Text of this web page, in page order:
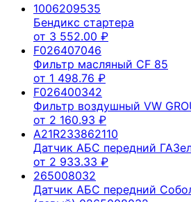
1006209535
Бендикс стартера
от 3 552.00 ₽
F026407046
Фильтр масляный CF 85
от 1 498.76 ₽
F026400342
Фильтр воздушный VW
от 2 160.93 ₽
A21R233862110
Датчик АБС передний
от 2 933.33 ₽
265008032
Датчик АБС передний